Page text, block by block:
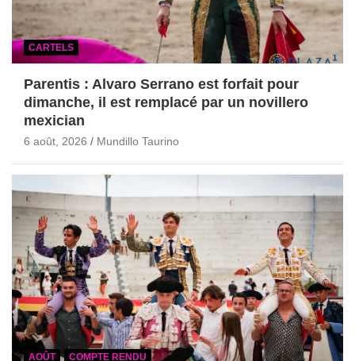
CARTELS
Parentis : Alvaro Serrano est forfait pour
dimanche, il est remplacé par un novillero
mexician
6 août, 2026 Mundillo Taurino
AOÛT COMPTE RENDU